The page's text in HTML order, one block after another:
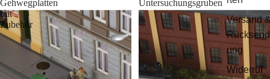
Versand
Rücksend
ung
Widerruf
Gehwegplatten
mit
Zubehör
Untersuchungsgruben